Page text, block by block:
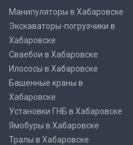
Манипуляторы в Хабаровске
Экскаваторы-погрузчики в
Хабаровске
Сваебои в Хабаровске
Илососы в Хабаровске
Башенные краны в
Хабаровске
Установки ГНБ в Хабаровске
Ямобуры в Хабаровске
Тралы в Хабаровске